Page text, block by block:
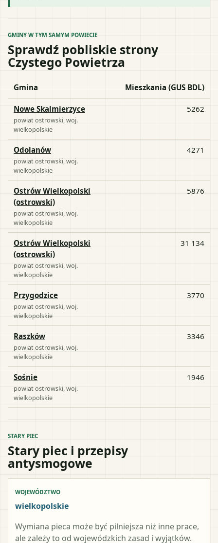
GMINY W TYM SAMYM POWIECIE
Sprawdź pobliskie strony
Czystego Powietrza
Gmina Mieszkania (GUS BDL)
Nowe Skalmierzyce
powiatostrowski , woj.
wielkopolskie
5262
Odolanów
powiatostrowski , woj.
wielkopolskie
4271
Ostrów Wielkopolski
(ostrowski)
powiatostrowski , woj.
wielkopolskie
5876
Ostrów Wielkopolski
(ostrowski)
powiatostrowski , woj.
wielkopolskie
31 134
Przygodzice
powiatostrowski , woj.
wielkopolskie
3770
Raszków
powiatostrowski , woj.
wielkopolskie
3346
Sośnie
powiatostrowski , woj.
wielkopolskie
1946
STARY PIEC
Stary piec i przepisy
antysmogowe
WOJEWÓDZTWO
wielkopolskie
Wymiana pieca może być pilniejsza niż inne prace,
ale zależy to od wojewódzkich zasad i wyjątków.